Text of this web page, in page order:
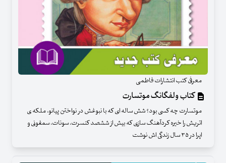
معرفی کتب انتشارات فاطمی
کتاب ولفگانگ موتسارت
موتسارت چه کسی بود؟ شش ساله ای که با نبوغش در نواختن پیانو، ملکه ی
اتریش را خیره کردآهنگ سازی که بیش از ششصد کنسرت، سونات، سمفونی و
اپرا در ۳۵ سال زندگی اش نوشت